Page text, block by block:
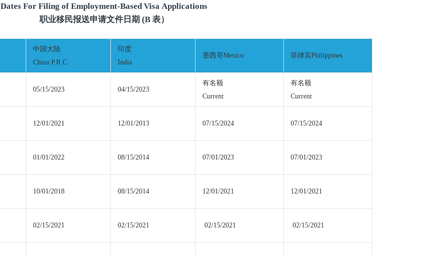
Dates For Filing of Employment-Based Visa Applications
职业移民报送申请文件日期 (B 表）
中国大陆
China P.R.C.
印度
India
墨西哥Mexico 菲律宾Philippines
05/15/2023 04/15/2023
有名额
Current
有名额
Current
12/01/2021 12/01/2013 07/15/2024 07/15/2024
01/01/2022 08/15/2014 07/01/2023 07/01/2023
10/01/2018 08/15/2014 12/01/2021 12/01/2021
02/15/2021 02/15/2021 02/15/2021 02/15/2021